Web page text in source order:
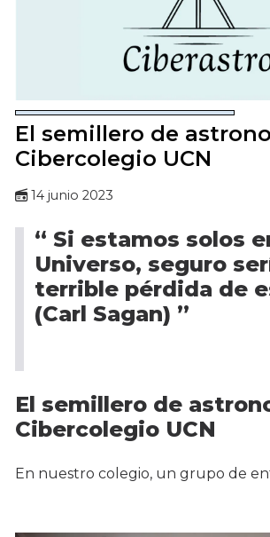
El semillero de
Cibercolegio UCN
14 junio 2023
“ Si estamos solos
Universo, seguro
terrible pérdida de
(Carl Sagan) ”
El semillero de
Cibercolegio UCN
En nuestro colegio, un grupo de